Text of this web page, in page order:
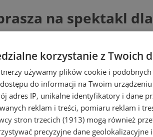
na spektakl
korzystanie z Twoich
używamy plików cookie i
do informacji na Twoim
adres IP, unikalne identyfikatory i dane
reklam i treści, pomiaru reklam i
stron trzecich (1913) mogą również
precyzyjne dane geolokalizacyjne